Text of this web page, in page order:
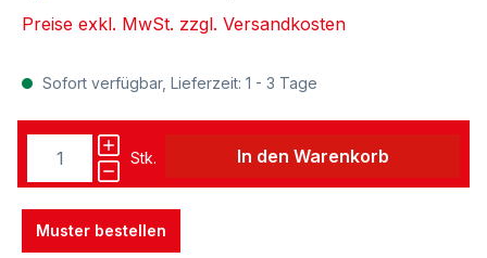
Preise exkl. MwSt. zzgl. Versandkosten
Sofort verfügbar, Lieferzeit: 1 - 3 Tage
Stk. In den Warenkorb
Muster bestellen